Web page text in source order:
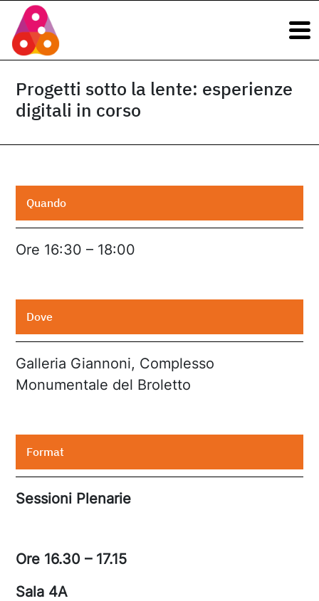
Vai al contenuto
Navigazione principale
Navigazione principale
Progetti sotto la lente: esperienze
digitali in corso
Quando
Ore 16:30 – 18:00
Dove
Galleria Giannoni, Complesso
Monumentale del Broletto
Format
Sessioni Plenarie
Ore 16.30 – 17.15
Sala 4A